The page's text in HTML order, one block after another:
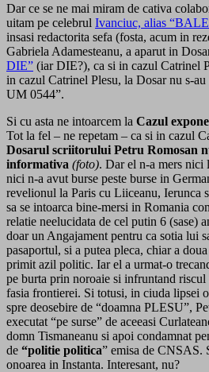
Dar ce se ne mai miram de cativa
uitam pe celebrul Ivanciuc, alias
insasi redactorita sefa (fosta, acum in
Gabriela Adamesteanu, a aparut in
DIE” (iar DIE?), ca si in cazul Catrinel
in cazul Catrinel Plesu, la Dosar nu s-
UM 0544”.
Si cu asta ne intoarcem la Cazul
Tot la fel – ne repetam – ca si in cazul
Dosarul scriitorului Petru Romosan
informativa (foto). Dar el n-a mers nici
nici n-a avut burse peste burse in
revelionul la Paris cu Liiceanu, Ierunca
sa se intoarca bine-mersi in Romania
relatie neelucidata de cel putin 6 (sase)
doar un Angajament pentru ca sotia lui
pasaportul, si a putea pleca, chiar a
primit azil politic. Iar el a urmat-o
pe burta prin noroaie si infruntand
fasia frontierei. Si totusi, in ciuda lipsei
spre deosebire de “doamna PLESU”,
executat “pe surse” de aceeasi
domn Tismaneanu si apoi condamnat
de “politie politica” emisa de CNSAS.
onoarea in Instanta. Interesant, nu?